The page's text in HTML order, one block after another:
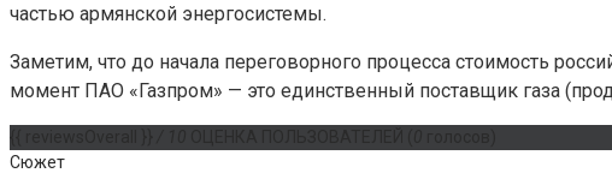
частью армянской энергосистемы.
Заметим, что до начала переговорного процесса стоимость
момент ПАО «Газпром» — это единственный поставщик газа
Сюжет